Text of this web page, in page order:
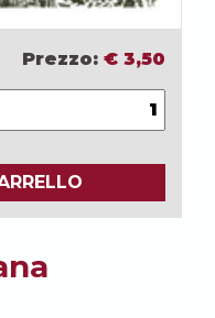
Prezzo: € 3,50